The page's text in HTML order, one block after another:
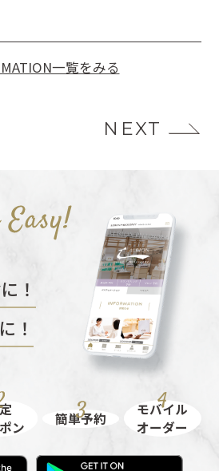
一覧をみる
NEXT
！
！
ン
簡単予約
モバイル
オーダー